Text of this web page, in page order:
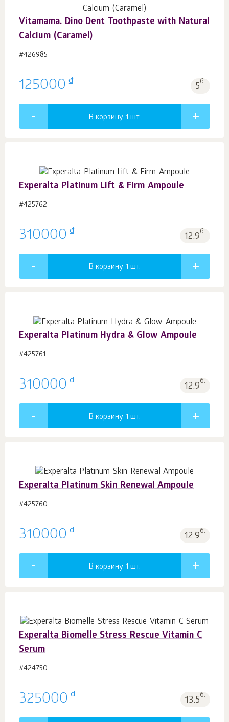
Vitamama. Dino Dent Toothpaste with Natural
Calcium (Caramel)
#426985
125000 ₫ 5б.
В корзину 1 шт.
Experalta Platinum Lift & Firm Ampoule
#425762
310000 ₫ 12.9б.
В корзину 1 шт.
Experalta Platinum Hydra & Glow Ampoule
#425761
310000 ₫ 12.9б.
В корзину 1 шт.
Experalta Platinum Skin Renewal Ampoule
#425760
310000 ₫ 12.9б.
В корзину 1 шт.
Experalta Biomelle Stress Rescue Vitamin C
Serum
#424750
325000 ₫ 13.5б.